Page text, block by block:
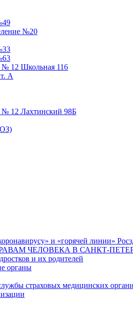
№20
№ 12 Школьная 116
А
№ 12 Лахтинский 98Б
и «горячей линии»
ЧЕЛОВЕКА В САНКТ-
и их родителей
органы
страховых медицинских